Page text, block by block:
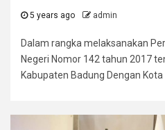
5 years ago admin
Dalam rangka melaksanakan
Negeri Nomor 142 tahun 2017
Kabupaten Badung Dengan Kota